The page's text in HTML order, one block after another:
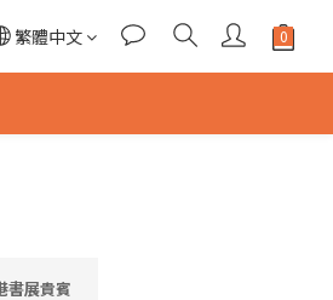
繁體中文
書展貴賓